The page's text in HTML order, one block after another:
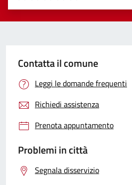
Valuta 5 stelle su 5
Valuta 4 stelle su 5
Valuta 3 stelle su 5
Valuta 2 stelle su 5
Valuta 1 stelle su 5
Contatta il comune
Leggi le domande frequenti
Richiedi assistenza
Prenota appuntamento
Problemi in città
Segnala disservizio